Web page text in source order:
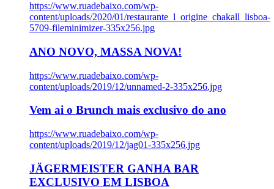
https://www.ruadebaixo.com/wp-
content/uploads/2020/01/restaurante_l_origine_chakall_lisboa-
5709-fileminimizer-335x256.jpg
ANO NOVO, MASSA NOVA!
https://www.ruadebaixo.com/wp-
content/uploads/2019/12/unnamed-2-335x256.jpg
Vem ai o Brunch mais exclusivo do ano
https://www.ruadebaixo.com/wp-
content/uploads/2019/12/jag01-335x256.jpg
JÄGERMEISTER GANHA BAR
EXCLUSIVO EM LISBOA